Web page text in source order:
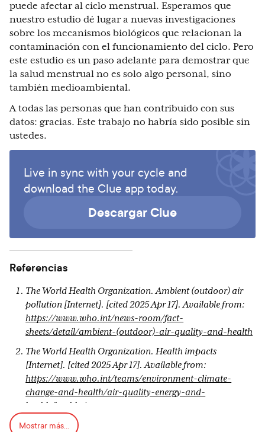
puede afectar al ciclo menstrual. Esperamos que
nuestro estudio dé lugar a nuevas investigaciones
sobre los mecanismos biológicos que relacionan la
contaminación con el funcionamiento del ciclo. Pero
este estudio es un paso adelante para demostrar que
la salud menstrual no es solo algo personal, sino
también medioambiental.
A todas las personas que han contribuido con sus
datos: gracias. Este trabajo no habría sido posible sin
ustedes.
Live in sync with your cycle and
download the Clue app today.
Descargar Clue
Referencias
The World Health Organization. Ambient (outdoor) air
pollution [Internet]. [cited 2025 Apr 17]. Available from:
https://www.who.int/news-room/fact-
sheets/detail/ambient-(outdoor)-air-quality-and-health
The World Health Organization. Health impacts
[Internet]. [cited 2025 Apr 17]. Available from:
https://www.who.int/teams/environment-climate-
change-and-health/air-quality-energy-and-
health/health-impacts
Schliep KC, Mumford SL, Vladutiu CJ, Ahrens KA,
Mostrar más...